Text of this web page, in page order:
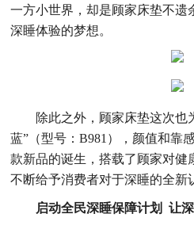
一方小世界，却是顾家床垫不遗
深睡体验的梦想。
除此之外，顾家床垫这次也
蓝”（型号：B981），颜值和靠
款新品的诞生，搭载了顾家对健
不断给予消费者对于深睡的全新
启动全民深睡保障计划让